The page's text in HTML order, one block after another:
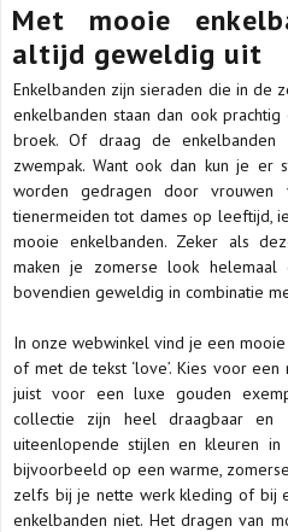
Met mooie
altijd geweldig uit
Enkelbanden zijn sieraden die in de
enkelbanden staan dan ook
broek. Of draag de
zwempak. Want ook dan kun je er
worden gedragen door
tienermeiden tot dames op leeftijd,
mooie enkelbanden. Zeker als
maken je zomerse look helemaal
bovendien geweldig in combinatie
In onze webwinkel vind je een
of met de tekst ‘love’. Kies voor
juist voor een luxe gouden
collectie zijn heel draagbaar
uiteenlopende stijlen en kleuren in
bijvoorbeeld op een warme,
zelfs bij je nette werk kleding of bij
enkelbanden niet. Het dragen van